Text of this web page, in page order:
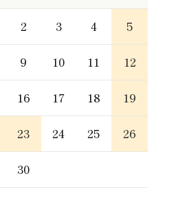
2 3 4 5
9 10 11 12
16 17 18 19
23 24 25 26
30